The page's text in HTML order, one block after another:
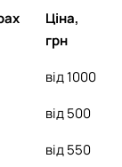
Ціна,
грн
від 1000
від 500
від 550